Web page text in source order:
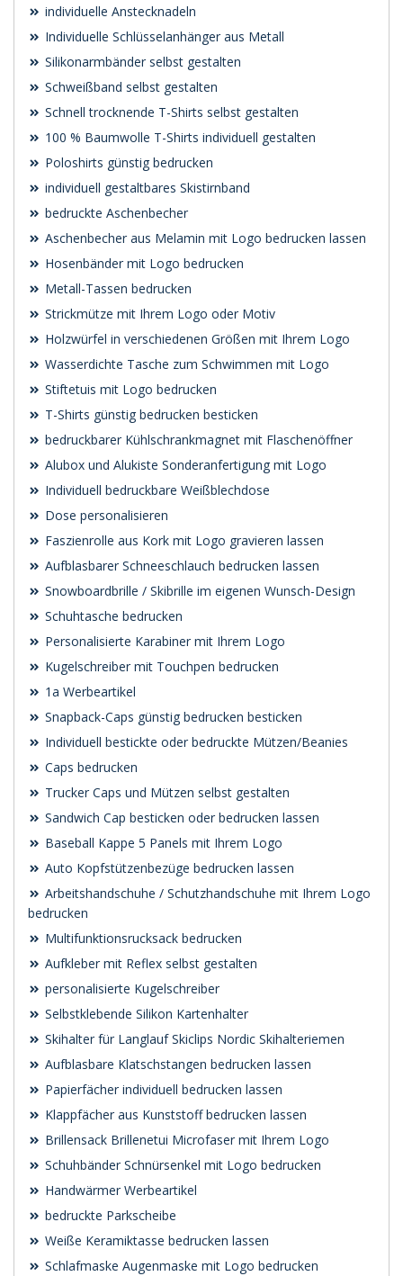
individuelle Anstecknadeln
Individuelle Schlüsselanhänger aus Metall
Silikonarmbänder selbst gestalten
Schweißband selbst gestalten
Schnell trocknende T-Shirts selbst gestalten
100 % Baumwolle T-Shirts individuell gestalten
Poloshirts günstig bedrucken
individuell gestaltbares Skistirnband
bedruckte Aschenbecher
Aschenbecher aus Melamin mit Logo bedrucken lassen
Hosenbänder mit Logo bedrucken
Metall-Tassen bedrucken
Strickmütze mit Ihrem Logo oder Motiv
Holzwürfel in verschiedenen Größen mit Ihrem Logo
Wasserdichte Tasche zum Schwimmen mit Logo
Stiftetuis mit Logo bedrucken
T-Shirts günstig bedrucken besticken
bedruckbarer Kühlschrankmagnet mit Flaschenöffner
Alubox und Alukiste Sonderanfertigung mit Logo
Individuell bedruckbare Weißblechdose
Dose personalisieren
Faszienrolle aus Kork mit Logo gravieren lassen
Aufblasbarer Schneeschlauch bedrucken lassen
Snowboardbrille / Skibrille im eigenen Wunsch-Design
Schuhtasche bedrucken
Personalisierte Karabiner mit Ihrem Logo
Kugelschreiber mit Touchpen bedrucken
1a Werbeartikel
Snapback-Caps günstig bedrucken besticken
Individuell bestickte oder bedruckte Mützen/Beanies
Caps bedrucken
Trucker Caps und Mützen selbst gestalten
Sandwich Cap besticken oder bedrucken lassen
Baseball Kappe 5 Panels mit Ihrem Logo
Auto Kopfstützenbezüge bedrucken lassen
Arbeitshandschuhe / Schutzhandschuhe mit Ihrem Logo
bedrucken
Multifunktionsrucksack bedrucken
Aufkleber mit Reflex selbst gestalten
personalisierte Kugelschreiber
Selbstklebende Silikon Kartenhalter
Skihalter für Langlauf Skiclips Nordic Skihalteriemen
Aufblasbare Klatschstangen bedrucken lassen
Papierfächer individuell bedrucken lassen
Klappfächer aus Kunststoff bedrucken lassen
Brillensack Brillenetui Microfaser mit Ihrem Logo
Schuhbänder Schnürsenkel mit Logo bedrucken
Handwärmer Werbeartikel
bedruckte Parkscheibe
Weiße Keramiktasse bedrucken lassen
Schlafmaske Augenmaske mit Logo bedrucken